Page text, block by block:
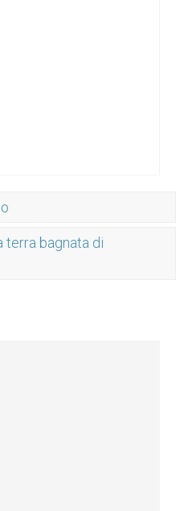
terra bagnata di